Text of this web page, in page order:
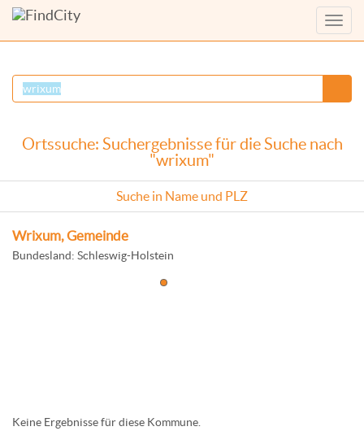
Menü
Ortssuche: Suchergebnisse für die Suche nach
"wrixum"
Suche in Name und PLZ
Wrixum, Gemeinde
Bundesland: Schleswig-Holstein
Keine Ergebnisse für diese Kommune.